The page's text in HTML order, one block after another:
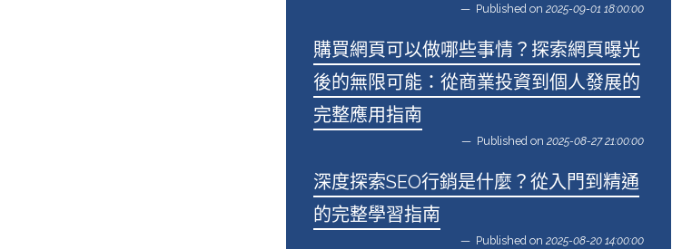
Published on 2025-09-01 18:00:00
購買網頁可以做哪些事情？探索網頁曝光
後的無限可能：從商業投資到個人發展的
完整應用指南
Published on 2025-08-27 21:00:00
深度探索SEO行銷是什麼？從入門到精通
的完整學習指南
Published on 2025-08-20 14:00:00